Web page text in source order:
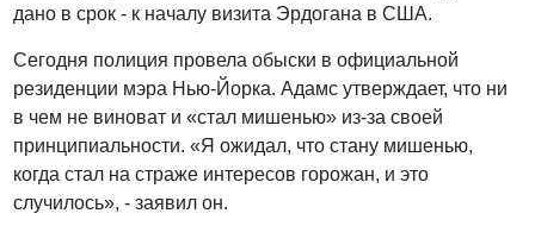
дано в срок - к началу визита Эрдогана в США.
Сегодня полиция провела обыски в официальной
резиденции мэра Нью-Йорка. Адамс утверждает, что ни
в чем не виноват и «стал мишенью» из-за своей
принципиальности. «Я ожидал, что стану мишенью,
когда стал на страже интересов горожан, и это
случилось», - заявил он.